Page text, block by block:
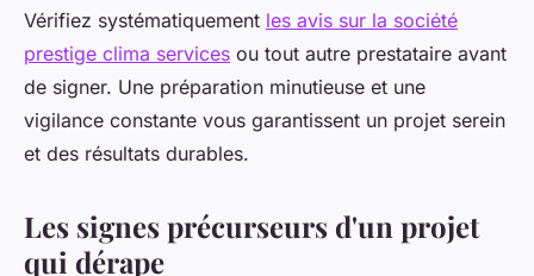
Vérifiez systématiquement les avis sur la société
prestige clima services ou tout autre prestataire avant
de signer. Une préparation minutieuse et une
vigilance constante vous garantissent un projet serein
et des résultats durables.
Les signes précurseurs d'un projet
qui dérape